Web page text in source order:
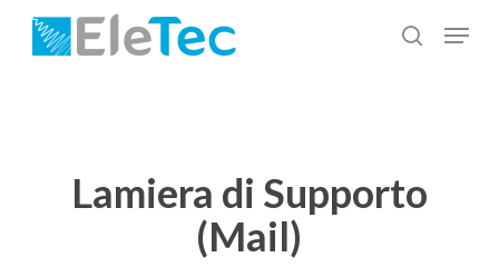
Salta
cerca
Menu
Lamiera di Supporto
(Mail)